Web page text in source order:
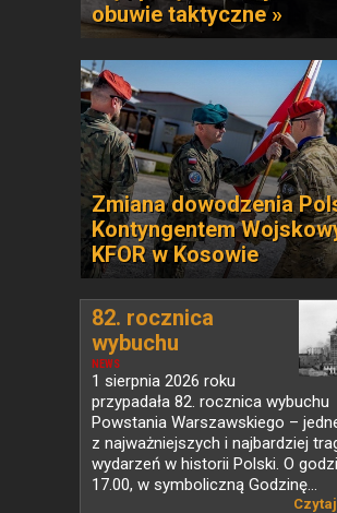
obuwie taktyczne »
Zmiana dowodzenia
Kontyngentem
KFOR w Kosowie
NEWS
82. rocznica
wybuchu
Powstania...
1 sierpnia 2026 roku
przypadała 82. rocznica wybuchu
Powstania Warszawskiego –
z najważniejszych i najbardziej
wydarzeń w historii Polski. O
17.00, w symboliczną Godzinę...